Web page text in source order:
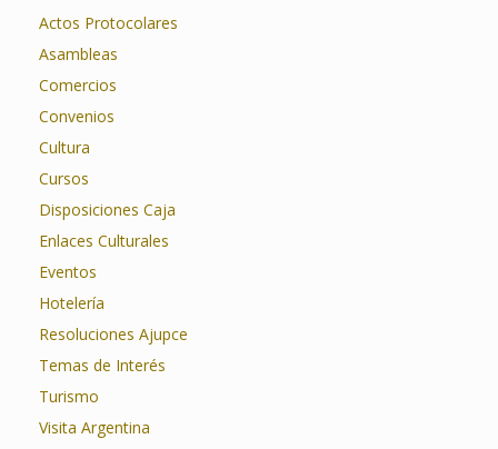
Actos Protocolares
Asambleas
Comercios
Convenios
Cultura
Cursos
Disposiciones Caja
Enlaces Culturales
Eventos
Hotelería
Resoluciones Ajupce
Temas de Interés
Turismo
Visita Argentina